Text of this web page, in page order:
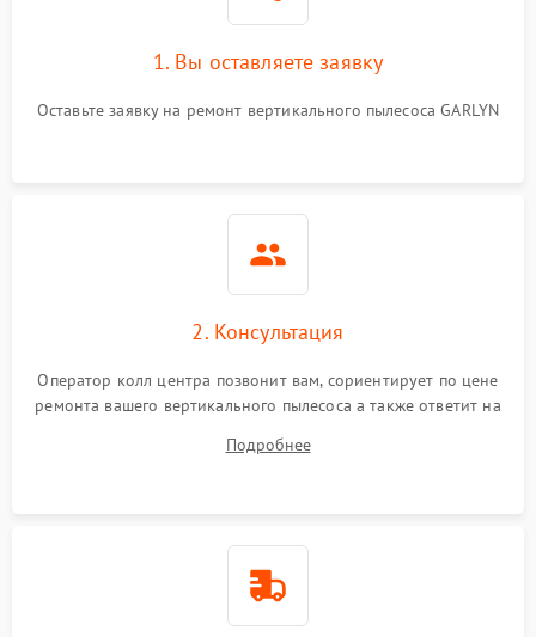
1. Вы оставляете заявку
Оставьте заявку на ремонт вертикального пылесоса GARLYN
2. Консультация
Оператор колл центра позвонит вам, сориентирует по цене
ремонта вашего вертикального пылесоса а также ответит на
Подробнее